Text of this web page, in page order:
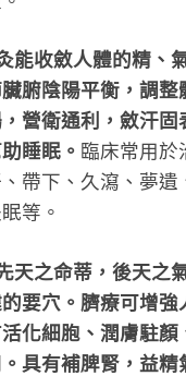
能收斂人體的精、
腑陰陽平衡，調整
營衛通利，斂汗固
睡眠。 臨床常用於
帶下、久瀉、夢遺
等。
天之命蒂，後天之
要穴。臍療可增強
化細胞、潤膚駐顏
具有補脾腎，益精